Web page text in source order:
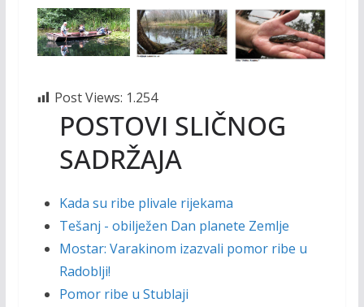
Post Views: 1.254
POSTOVI SLIČNOG
SADRŽAJA
Kada su ribe plivale rijekama
Tešanj - obilježen Dan planete Zemlje
Mostar: Varakinom izazvali pomor ribe u
Radoblji!
Pomor ribe u Stublaji